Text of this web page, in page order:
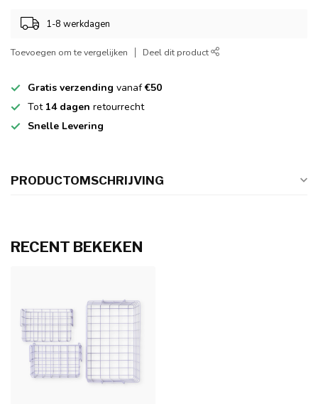
1-8 werkdagen
Toevoegen om te vergelijken Deel dit product
Gratis verzending vanaf€50
Tot 14 dagen retourrecht
Snelle Levering
PRODUCTOMSCHRIJVING
RECENT BEKEKEN